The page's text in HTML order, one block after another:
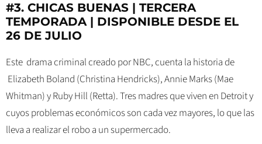
#3. CHICAS BUENAS | TERCERA
TEMPORADA | DISPONIBLE DESDE EL
26 DE JULIO
Este drama criminal creado por NBC, cuenta la historia de
Elizabeth Boland (Christina Hendricks), Annie Marks (Mae
Whitman) y Ruby Hill (Retta). Tres madres que viven en Detroit y
cuyos problemas económicos son cada vez mayores, lo que las
lleva a realizar el robo a un supermercado.